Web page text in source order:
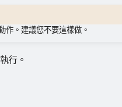
作。建議您不要這樣做。
行。